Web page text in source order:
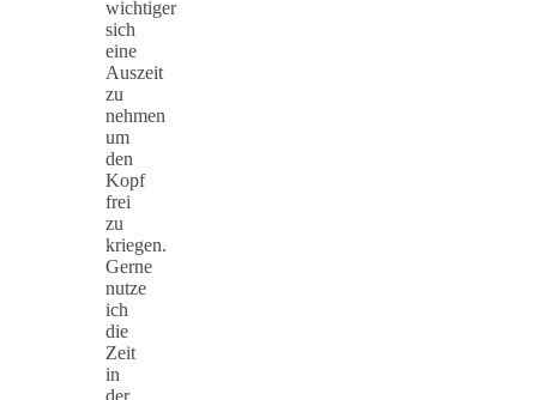
wichtiger
sich
eine
Auszeit
zu
nehmen
um
den
Kopf
frei
zu
kriegen.
Gerne
nutze
ich
die
Zeit
in
der